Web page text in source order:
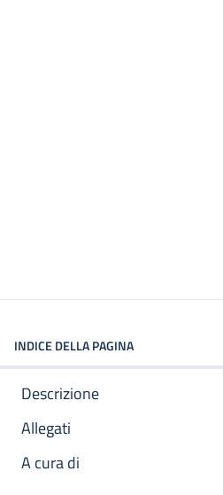
INDICE DELLA PAGINA
Descrizione
Allegati
A cura di